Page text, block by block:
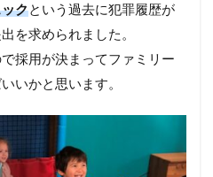
クという過去に犯罪履歴が
を求められました。
採用が決まってファミリー
いかと思います。